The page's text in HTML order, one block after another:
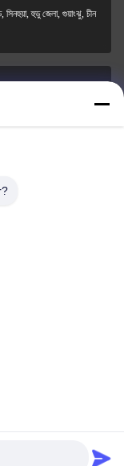
সিনহুয়া, হুডু জেলা, গুয়াংঝু, চীন
Co.,LTD